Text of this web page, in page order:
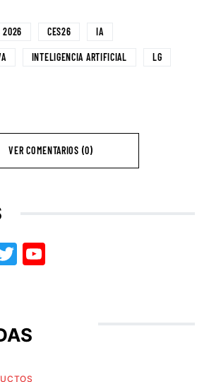
2026 CES26 IA
INTELIGENCIA ARTIFICIAL LG
VER COMENTARIOS (0)
Twitter